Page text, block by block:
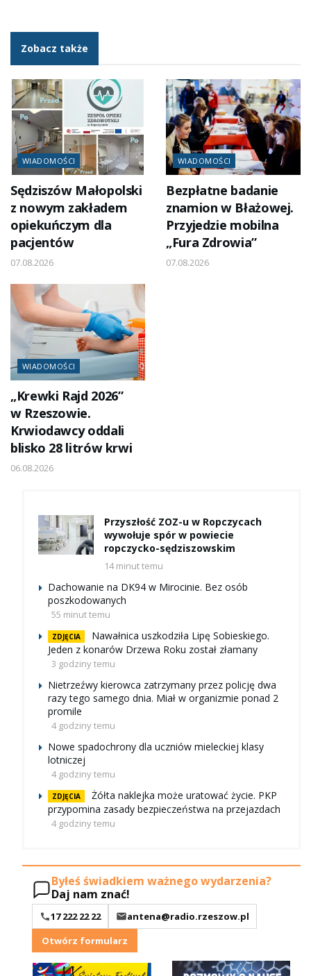
Zobacz także
WIADOMOŚCI
Sędziszów Małopolski
z nowym zakładem
opiekuńczym dla
pacjentów
07.08.2026
WIADOMOŚCI
Bezpłatne badanie
znamion w Błażowej.
Przyjedzie mobilna
„Fura Zdrowia”
07.08.2026
WIADOMOŚCI
„Krewki Rajd 2026”
w Rzeszowie.
Krwiodawcy oddali
blisko 28 litrów krwi
06.08.2026
Przyszłość ZOZ-u w Ropczycach
wywołuje spór w powiecie
ropczycko-sędziszowskim
14 minut temu
Dachowanie na DK94 w Mirocinie. Bez osób
poszkodowanych
55 minut temu
ZDJĘCIA
Nawałnica uszkodziła Lipę Sobieskiego.
Jeden z konarów Drzewa Roku został złamany
3 godziny temu
Nietrzeźwy kierowca zatrzymany przez policję dwa
razy tego samego dnia. Miał w organizmie ponad 2
promile
4 godziny temu
Nowe spadochrony dla uczniów mieleckiej klasy
lotniczej
4 godziny temu
ZDJĘCIA
Żółta naklejka może uratować życie. PKP
przypomina zasady bezpieczeństwa na przejazdach
4 godziny temu
Byłeś świadkiem ważnego wydarzenia?
Daj nam znać!
17 222 22 22
antena@radio.rzeszow.pl
Otwórz formularz